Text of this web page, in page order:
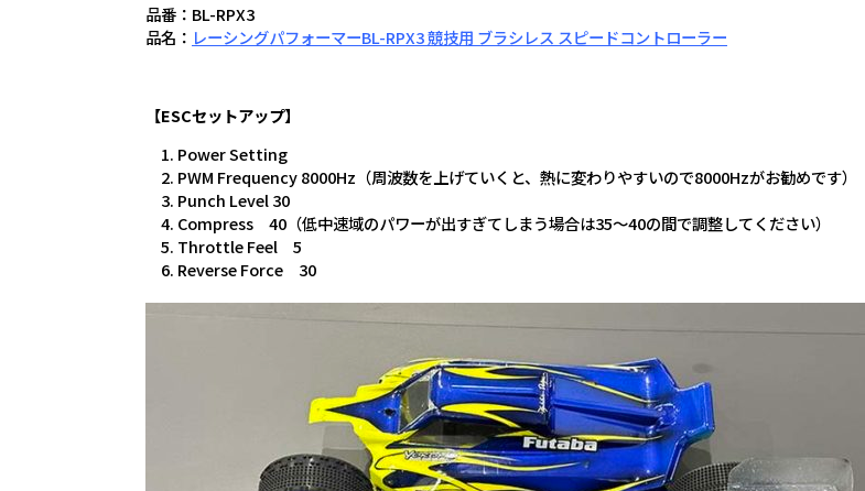
品番：BL-RPX3
品名： レーシングパフォーマーBL-RPX3 競技用 ブラシレス スピードコントローラー
【ESCセットアップ】
Power Setting
PWM Frequency 8000Hz（周波数を上げていくと、熱に変わりやすいので8000Hzがお勧めです）
Punch Level 30
Compress 40（低中速域のパワーが出すぎてしまう場合は35～40の間で調整してください）
Throttle Feel 5
Reverse Force 30